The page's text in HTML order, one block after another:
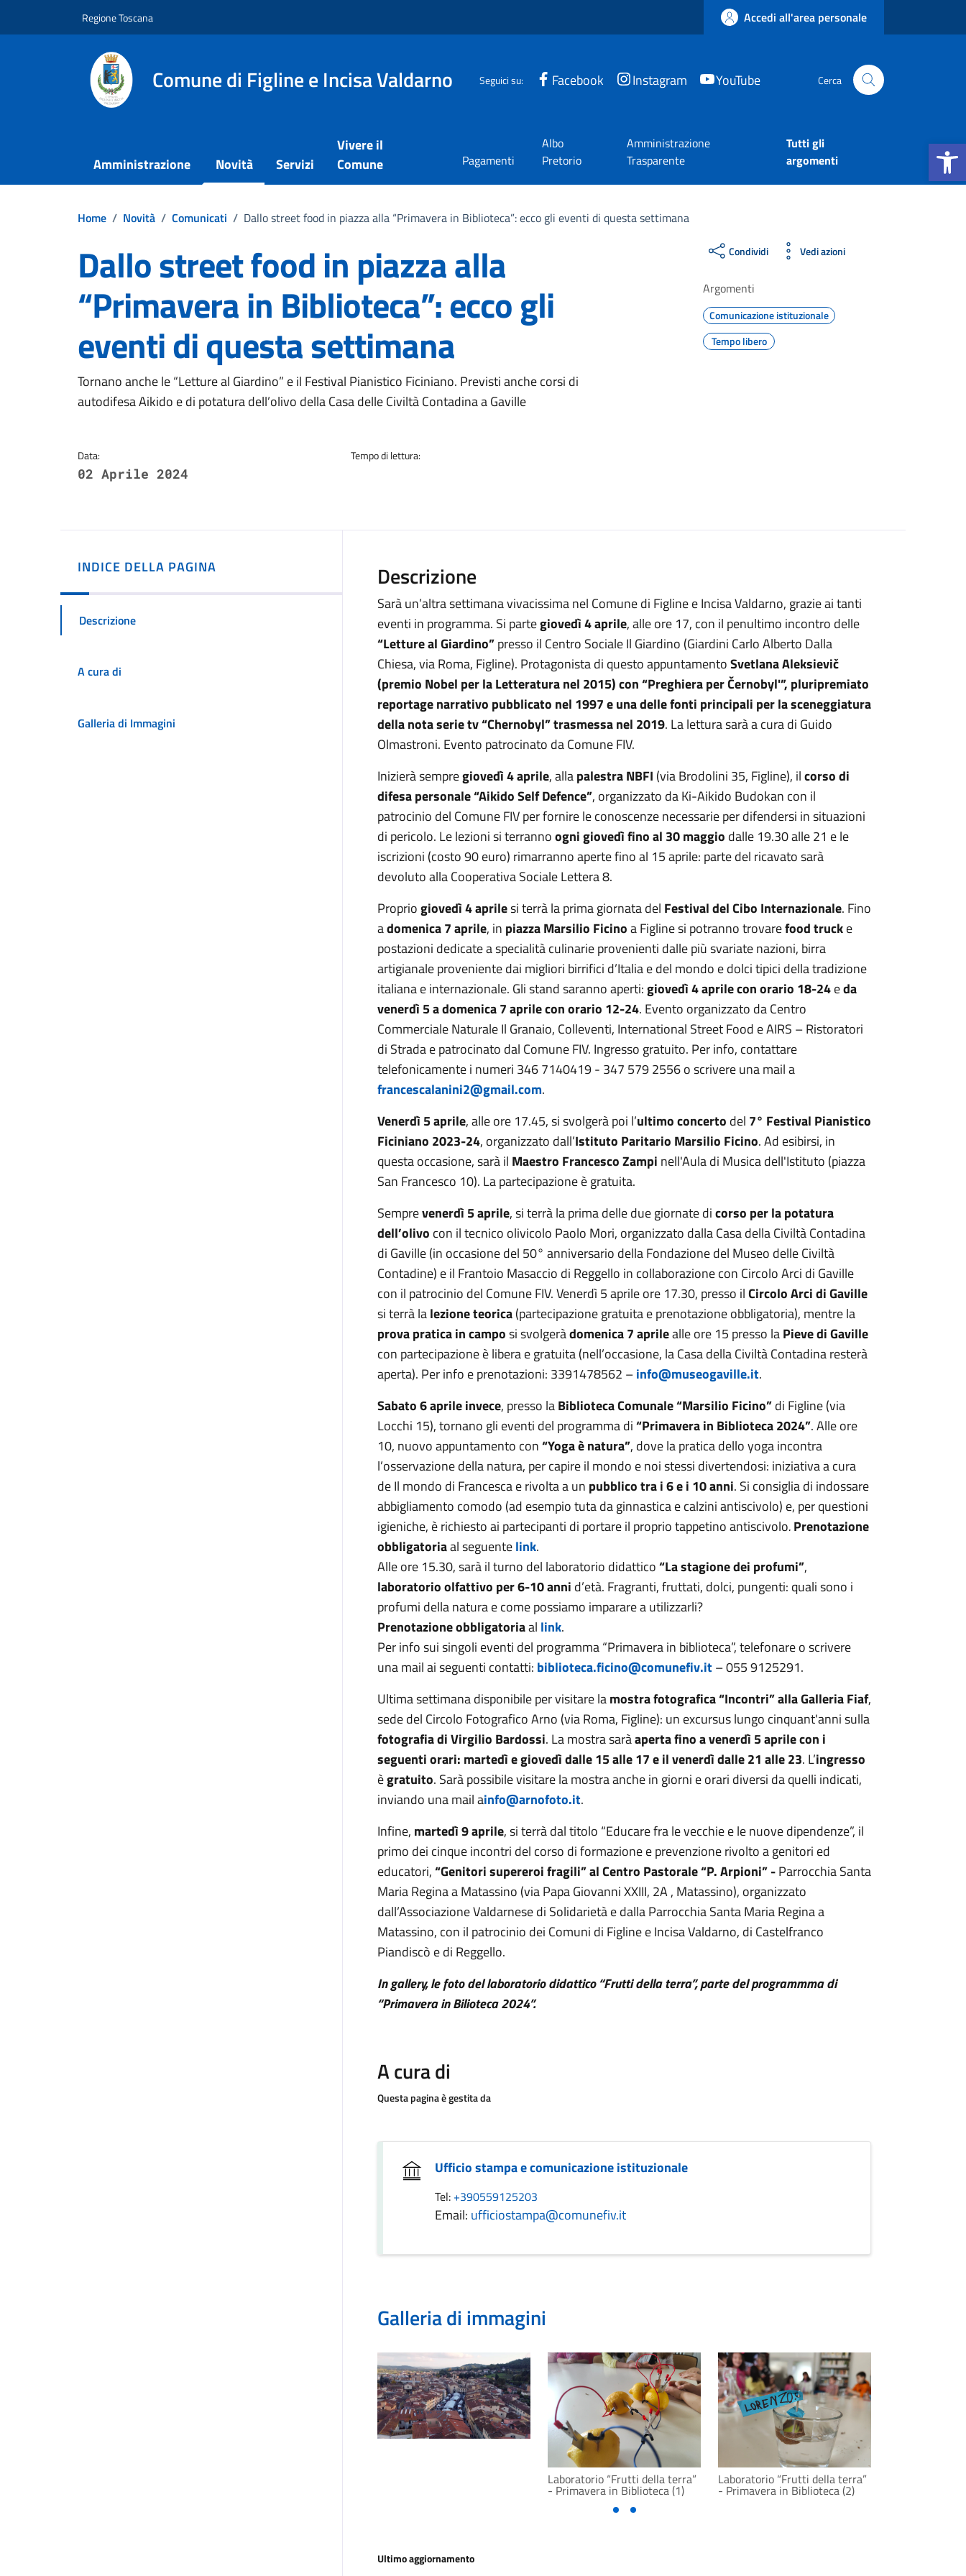
Apri la
Regione Toscana Accedi all'area personale
Comune di Figline e Incisa Valdarno Seguici su: Facebook Instagram YouTube Cerca
Amministrazione Novità Servizi
Vivere il
Comune
Pagamenti
Albo
Pretorio
Amministrazione
Trasparente
Tutti gli
argomenti
Home / Novità / Comunicati / Dallo street food in piazza alla “Primavera in Biblioteca”: ecco gli eventi di questa settimana
Dallo street food in piazza alla
“Primavera in Biblioteca”: ecco gli
eventi di questa settimana
Dettagli della notizia
Tornano anche le “Letture al Giardino” e il Festival Pianistico Ficiniano. Previsti anche corsi di
autodifesa Aikido e di potatura dell’olivo della Casa delle Civiltà Contadina a Gaville
Data:
02 Aprile 2024
Tempo di lettura:
Condividi Vedi azioni
Argomenti
Comunicazione istituzionale
Tempo libero
INDICE DELLA PAGINA
Descrizione
A cura di
Galleria di Immagini
Descrizione
Sarà un’altra settimana vivacissima nel Comune di Figline e Incisa Valdarno, grazie ai tanti
eventi in programma. Si partegiovedì 4 aprile, alle ore 17, con il penultimo incontro delle
“Letture al Giardino”presso il Centro Sociale Il Giardino (Giardini Carlo Alberto Dalla
Chiesa, via Roma, Figline). Protagonista di questo appuntamentoSvetlana Aleksievič
(premio Nobel per la Letteratura nel 2015)con“Preghiera perČernobyl'”, pluripremiato
reportage narrativo pubblicato nel 1997 e una delle fonti principali per la sceneggiatura
della nota serie tv “Chernobyl” trasmessa nel 2019. La lettura sarà a cura di Guido
Olmastroni. Evento patrocinato da Comune FIV.
Inizierà sempregiovedì 4 aprile, allapalestra NBFI (via Brodolini 35, Figline), ilcorso di
difesa personale “Aikido Self Defence”, organizzato da Ki-Aikido Budokan con il
patrocinio del Comune FIV per fornire le conoscenze necessarie per difendersi in situazioni
di pericolo. Le lezioni si terrannoogni giovedì fino al 30 maggio dalle 19.30 alle 21 e le
iscrizioni (costo 90 euro) rimarranno aperte fino al 15 aprile: parte del ricavato sarà
devoluto alla Cooperativa Sociale Lettera 8.
Propriogiovedì 4 aprilesi terrà la prima giornata del Festival del Cibo Internazionale. Fino
adomenica 7 aprile, in piazza Marsilio Ficinoa Figline si potranno trovarefood trucke
postazioni dedicate a specialità culinarie provenienti dalle più svariate nazioni, birra
artigianale proveniente dai migliori birrifici d’Italia e del mondo e dolci tipici della tradizione
italiana e internazionale. Gli stand saranno aperti:giovedì 4 aprile con orario 18-24eda
venerdì 5 a domenica 7 aprile con orario 12-24. Evento organizzato da Centro
Commerciale Naturale Il Granaio, Colleventi, International Street Food e AIRS – Ristoratori
di Strada e patrocinato dal Comune FIV. Ingresso gratuito. Per info, contattare
telefonicamente i numeri 346 7140419 - 347 579 2556 o scrivere una mail a
francescalanini2@gmail.com.
Venerdì 5 aprile, alle ore 17.45, si svolgerà poi l’ultimo concerto del 7° Festival Pianistico
Ficiniano 2023-24, organizzato dall’Istituto Paritario Marsilio Ficino. Ad esibirsi, in
questa occasione, sarà il Maestro Francesco Zampi nell'Aula di Musica dell'Istituto (piazza
San Francesco 10). La partecipazione è gratuita.
Semprevenerdì 5 aprile, si terrà la prima delle due giornate dicorso per la potatura
dell’olivo con il tecnico olivicolo Paolo Mori, organizzato dalla Casa della Civiltà Contadina
di Gaville (in occasione del 50° anniversario della Fondazione del Museo delle Civiltà
Contadine) e il Frantoio Masaccio di Reggello in collaborazione con Circolo Arci di Gaville
con il patrocinio del Comune FIV. Venerdì 5 aprile ore 17.30, presso ilCircolo Arci di Gaville
si terrà lalezione teorica(partecipazione gratuita e prenotazione obbligatoria), mentre la
prova pratica in camposi svolgeràdomenica 7 aprilealle ore 15 presso laPieve di Gaville
con partecipazione è libera e gratuita (nell’occasione, la Casa della Civiltà Contadina resterà
aperta). Per info e prenotazioni: 3391478562 –info@museogaville.it.
Sabato 6 aprileinvece, presso laBiblioteca Comunale “Marsilio Ficino”di Figline (via
Locchi 15), tornano gli eventi del programma di“Primavera in Biblioteca 2024”. Alle ore
10, nuovo appuntamento con“Yoga è natura”, dove la pratica dello yoga incontra
l’osservazione della natura, per capire il mondo e noi stessi divertendosi: iniziativa a cura
de Il mondo di Francesca e rivolta a un pubblico tra i 6 e i 10 anni. Si consiglia di indossare
abbigliamento comodo (ad esempio tuta da ginnastica e calzini antiscivolo) e, per questioni
igieniche, è richiesto ai partecipanti di portare il proprio tappetino antiscivolo.Prenotazione
obbligatoriaal seguentelink.
Alle ore 15.30, sarà il turno del laboratorio didattico“La stagione dei profumi”,
laboratorio olfattivo per 6-10 anni d’età. Fragranti, fruttati, dolci, pungenti: quali sono i
profumi della natura e come possiamo imparare a utilizzarli?
Prenotazione obbligatoriaal link.
Per info sui singoli eventi del programma “Primavera in biblioteca”, telefonare o scrivere
una mail ai seguenti contatti: biblioteca.ficino@comunefiv.it– 055 9125291.
Ultima settimana disponibile per visitare lamostra fotografica “Incontri” alla Galleria Fiaf,
sede del Circolo Fotografico Arno (via Roma, Figline): un excursus lungo cinquant'anni sulla
fotografia di Virgilio Bardossi. La mostra saràaperta fino a venerdì 5 aprilecon i
seguenti orari: martedì e giovedì dalle 15 alle 17 e il venerdì dalle 21 alle 23. L’ingresso
ègratuito. Sarà possibile visitare la mostra anche in giorni e orari diversi da quelli indicati,
inviando una mail ainfo@arnofoto.it.
Infine, martedì 9 aprile, si terrà dal titolo “Educare fra le vecchie e le nuove dipendenze”, il
primo dei cinque incontri del corso di formazione e prevenzione rivolto a genitori ed
educatori,“Genitori supereroi fragili” al Centro Pastorale “P. Arpioni” -Parrocchia Santa
Maria Regina a Matassino (via Papa Giovanni XXIII, 2A , Matassino), organizzato
dall’Associazione Valdarnese di Solidarietà e dalla Parrocchia Santa Maria Regina a
Matassino, con il patrocinio dei Comuni di Figline e Incisa Valdarno, di Castelfranco
Piandiscò e di Reggello.
In gallery, le foto del laboratorio didattico “Frutti della terra”, parte del programmma di
“Primavera in Bilioteca 2024”.
A cura di
Questa pagina è gestita da
Ufficio stampa e comunicazione istituzionale
Tel: +390559125203
Email: ufficiostampa@comunefiv.it
Galleria di immagini
Laboratorio “Frutti della terra”
- Primavera in Biblioteca (1)
Laboratorio “Frutti della terra”
- Primavera in Biblioteca (2)
Ultimo aggiornamento